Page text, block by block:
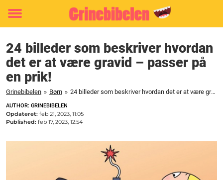
Toggle
24 billeder som beskriver hvordan
det er at være gravid – passer på
en prik!
Grinebibelen » Børn » 24 billeder som beskriver hvordan det er at være gravid - passer på en prik!
AUTHOR: GRINEBIBELEN
Opdateret: feb 21, 2023, 11:05
Published: feb 17, 2023, 12:54